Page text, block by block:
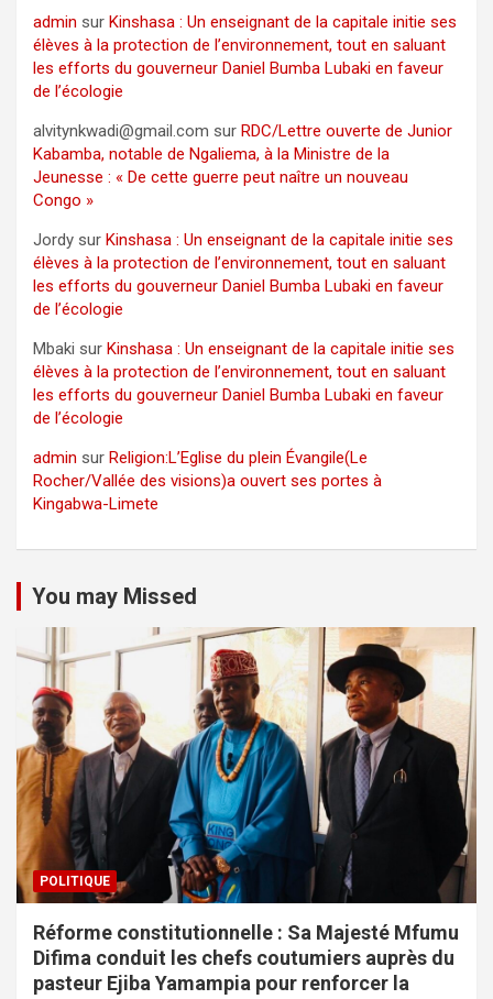
admin sur Kinshasa : Un enseignant de la capitale initie ses
élèves à la protection de l’environnement, tout en saluant
les efforts du gouverneur Daniel Bumba Lubaki en faveur
de l’écologie
alvitynkwadi@gmail.com sur RDC/Lettre ouverte de Junior
Kabamba, notable de Ngaliema, à la Ministre de la
Jeunesse : « De cette guerre peut naître un nouveau
Congo »
Jordy sur Kinshasa : Un enseignant de la capitale initie ses
élèves à la protection de l’environnement, tout en saluant
les efforts du gouverneur Daniel Bumba Lubaki en faveur
de l’écologie
Mbaki sur Kinshasa : Un enseignant de la capitale initie ses
élèves à la protection de l’environnement, tout en saluant
les efforts du gouverneur Daniel Bumba Lubaki en faveur
de l’écologie
admin sur Religion:L’Eglise du plein Évangile(Le
Rocher/Vallée des visions)a ouvert ses portes à
Kingabwa-Limete
You may Missed
POLITIQUE
Réforme constitutionnelle : Sa Majesté Mfumu
Difima conduit les chefs coutumiers auprès du
pasteur Ejiba Yamampia pour renforcer la